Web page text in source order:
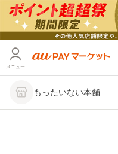
メニュー
もったいない本舗